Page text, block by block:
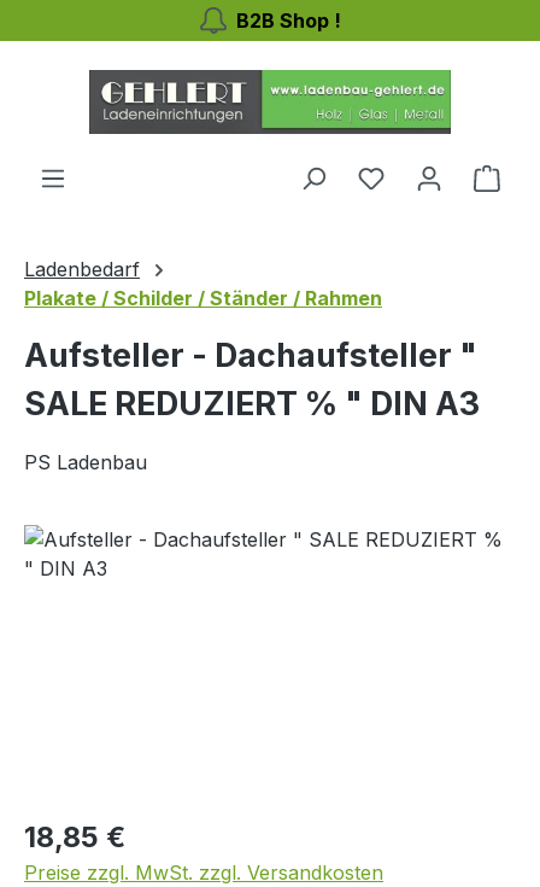
Zum Hauptinhalt springenB2B Shop !
Ladenbedarf
Plakate / Schilder / Ständer / Rahmen
Aufsteller - Dachaufsteller "
SALE REDUZIERT % " DIN A3
PS Ladenbau
Regulärer Preis:
18,85 €
Preise zzgl. MwSt. zzgl. Versandkosten